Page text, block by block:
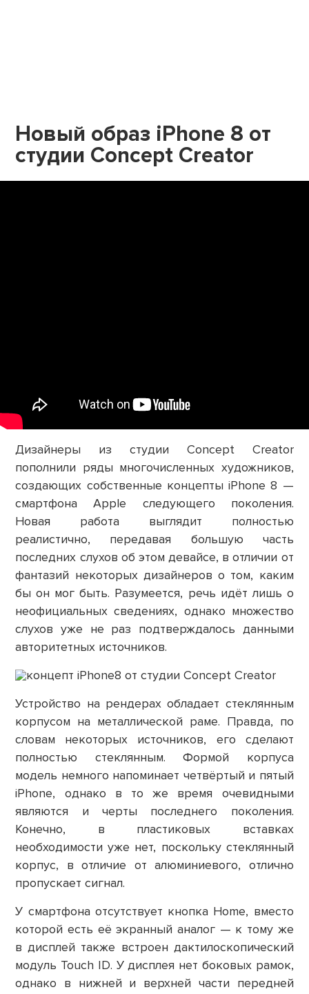
Новый образ iPhone 8 от
студии Concept Creator
Дизайнеры из студии Concept Creator
пополнили ряды многочисленных художников,
создающих собственные концепты iPhone 8 —
смартфона Apple следующего поколения.
Новая работа выглядит полностью
реалистично, передавая большую часть
последних слухов об этом девайсе, в отличии от
фантазий некоторых дизайнеров о том, каким
бы он мог быть. Разумеется, речь идёт лишь о
неофициальных сведениях, однако множество
слухов уже не раз подтверждалось данными
авторитетных источников.
Устройство на рендерах обладает стеклянным
корпусом на металлической раме. Правда, по
словам некоторых источников, его сделают
полностью стеклянным. Формой корпуса
модель немного напоминает четвёртый и пятый
iPhone, однако в то же время очевидными
являются и черты последнего поколения.
Конечно, в пластиковых вставках
необходимости уже нет, поскольку стеклянный
корпус, в отличие от алюминиевого, отлично
пропускает сигнал.
У смартфона отсутствует кнопка Home, вместо
которой есть её экранный аналог — к тому же
в дисплей также встроен дактилоскопический
модуль Touch ID. У дисплея нет боковых рамок,
однако в нижней и верхней части передней